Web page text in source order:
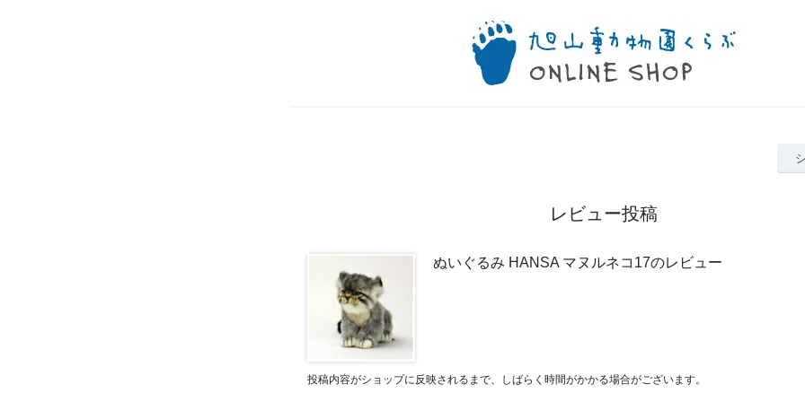
レビュー投稿
ぬいぐるみ HANSA マヌルネコ17のレビュー
投稿内容がショップに反映されるまで、しばらく時間がかかる場合がございます。